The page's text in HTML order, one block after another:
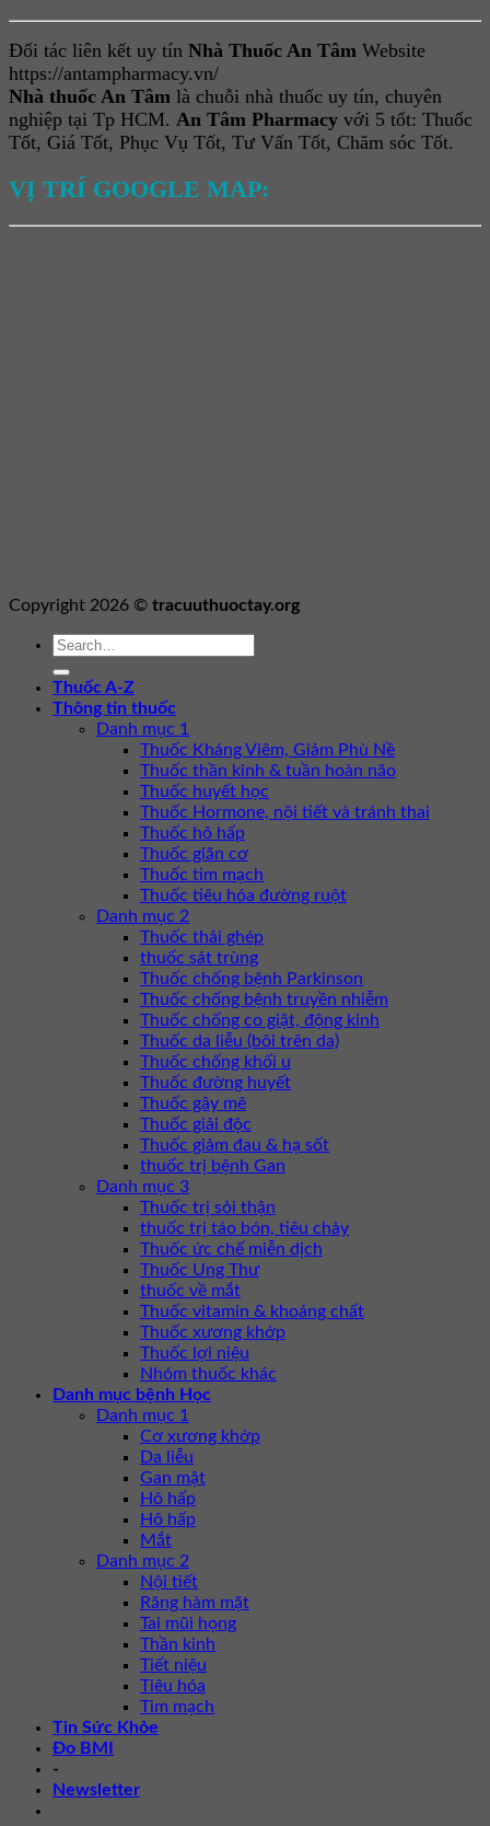
Đối tác liên kết uy tín Nhà Thuốc An Tâm Website
https://antampharmacy.vn/
Nhà thuốc An Tâm là chuỗi nhà thuốc uy tín, chuyên
nghiệp tại Tp HCM. An Tâm Pharmacy với 5 tốt: Thuốc
Tốt, Giá Tốt, Phục Vụ Tốt, Tư Vấn Tốt, Chăm sóc Tốt.
VỊ TRÍ GOOGLE MAP:
Copyright 2026 © tracuuthuoctay.org
Thuốc A-Z
Thông tin thuốc
Danh mục 1
Thuốc Kháng Viêm, Giảm Phù Nề
Thuốc thần kinh & tuần hoàn não
Thuốc huyết học
Thuốc Hormone, nội tiết và tránh thai
Thuốc hô hấp
Thuốc giãn cơ
Thuốc tim mạch
Thuốc tiêu hóa đường ruột
Danh mục 2
Thuốc thải ghép
thuốc sát trùng
Thuốc chống bệnh Parkinson
Thuốc chống bệnh truyền nhiễm
Thuốc chống co giật, động kinh
Thuốc da liễu (bôi trên da)
Thuốc chống khối u
Thuốc đường huyết
Thuốc gây mê
Thuốc giải độc
Thuốc giảm đau & hạ sốt
thuốc trị bệnh Gan
Danh mục 3
Thuốc trị sỏi thận
thuốc trị táo bón, tiêu chảy
Thuốc ức chế miễn dịch
Thuốc Ung Thư
thuốc về mắt
Thuốc vitamin & khoáng chất
Thuốc xương khớp
Thuốc lợi niệu
Nhóm thuốc khác
Danh mục bệnh Học
Danh mục 1
Cơ xương khớp
Da liễu
Gan mật
Hô hấp
Hô hấp
Mắt
Danh mục 2
Nội tiết
Răng hàm mặt
Tai mũi họng
Thần kinh
Tiết niệu
Tiêu hóa
Tim mạch
Tin Sức Khỏe
Đo BMI
-
Newsletter